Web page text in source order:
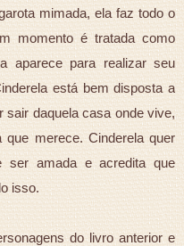
mimada, ela faz todo o
momento é tratada como
aparece para realizar seu
está bem disposta a
sair daquela casa onde vive,
merece. Cinderela quer
amada e acredita que
isso.
do livro anterior e